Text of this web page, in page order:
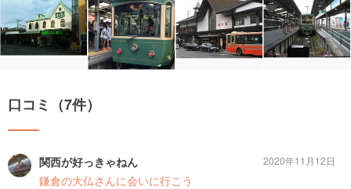
口コミ（7件）
関西が好っきゃねん
鎌倉の大仏さんに会いに行こう
2020年11月12日